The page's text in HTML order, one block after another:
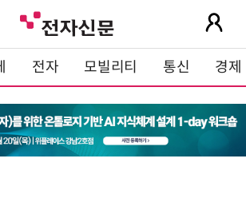
전자 모빌리티 통신 경제